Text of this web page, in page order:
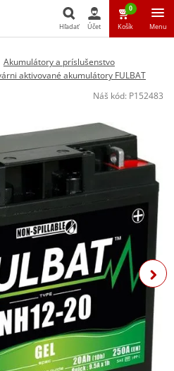
Hľadať Účet
0
Košík Menu
Akumulátory a príslušenstvo
aktivované akumulátory FULBAT
Náš kód: P152483